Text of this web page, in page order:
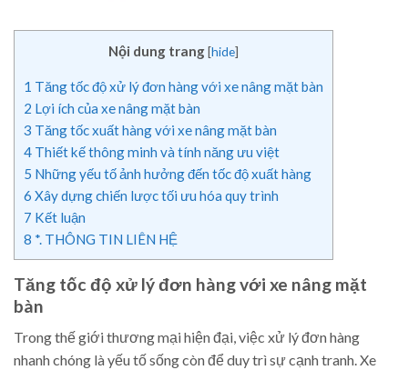
Nội dung trang[hide]
1 Tăng tốc độ xử lý đơn hàng với xe nâng mặt bàn
2 Lợi ích của xe nâng mặt bàn
3 Tăng tốc xuất hàng với xe nâng mặt bàn
4 Thiết kế thông minh và tính năng ưu việt
5 Những yếu tố ảnh hưởng đến tốc độ xuất hàng
6 Xây dựng chiến lược tối ưu hóa quy trình
7 Kết luận
8 *. THÔNG TIN LIÊN HỆ
Tăng tốc độ xử lý đơn hàng với xe nâng mặt
bàn
Trong thế giới thương mại hiện đại, việc xử lý đơn hàng
nhanh chóng là yếu tố sống còn để duy trì sự cạnh tranh. Xe